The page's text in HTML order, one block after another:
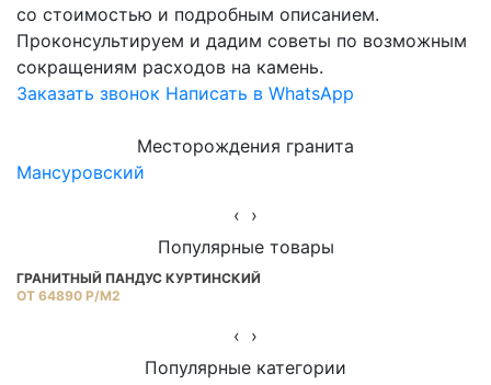
со стоимостью и подробным описанием.
Проконсультируем и дадим советы по возможным
сокращениям расходов на камень.
Заказать звонок Написать в WhatsApp
Месторождения гранита
Мансуровский
‹ ›
Популярные товары
ГРАНИТНЫЙ ПАНДУС КУРТИНСКИЙ
ОТ 64890 Р/М2
‹ ›
Популярные категории